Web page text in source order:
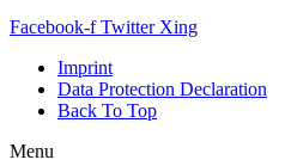
Facebook-f Twitter Xing
Imprint
Data Protection Declaration
Back To Top
Menu